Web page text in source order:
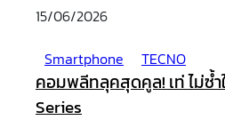
15/06/2026
Smartphone
TECNO
คอมพลีทลุคสุดคูล! เท่ ไม่ซ้ำ
Series